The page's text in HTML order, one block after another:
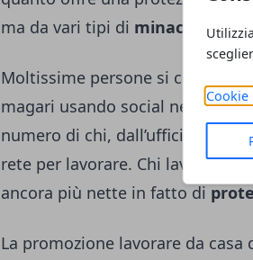
Cookie
ma da vari tipi di minacce
Moltissime persone si
magari usando social network o
numero di chi, dall’ufficio o da
rete per lavorare. Chi lavora
ancora più nette in fatto di
La promozione lavorare da casa